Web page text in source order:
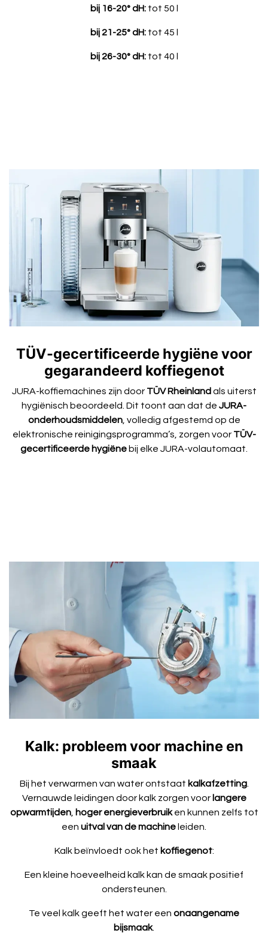
bij 16-20° dH:tot 50 l
bij 21-25° dH:tot 45 l
bij 26-30° dH:tot 40 l
TÜV-gecertificeerde hygiëne voor
gegarandeerd koffiegenot
JURA-koffiemachines zijn door TÜV Rheinland als uiterst
hygiënisch beoordeeld. Dit toont aan dat de JURA-
onderhoudsmiddelen, volledig afgestemd op de
elektronische reinigingsprogramma’s, zorgen voor TÜV-
gecertificeerde hygiëne bij elke JURA-volautomaat.
Kalk: probleem voor machine en
smaak
Bij het verwarmen van water ontstaat kalkafzetting.
Vernauwde leidingen door kalk zorgen voor langere
opwarmtijden, hoger energieverbruiken kunnen zelfs tot
een uitval van de machineleiden.
Kalk beïnvloedt ook het koffiegenot:
Een kleine hoeveelheid kalk kan de smaak positief
ondersteunen.
Te veel kalk geeft het water een onaangename
bijsmaak.